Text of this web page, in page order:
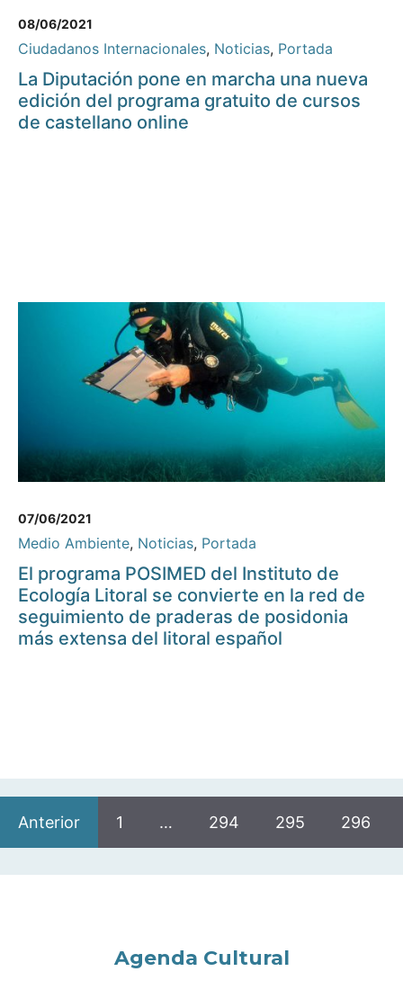
08/06/2021
Ciudadanos Internacionales, Noticias, Portada
La Diputación pone en marcha una nueva
edición del programa gratuito de cursos
de castellano online
07/06/2021
Medio Ambiente, Noticias, Portada
El programa POSIMED del Instituto de
Ecología Litoral se convierte en la red de
seguimiento de praderas de posidonia
más extensa del litoral español
Anterior 1 … 294 295 296
Agenda Cultural